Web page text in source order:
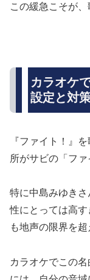
この緩急こそが、
カラオケ
設定と対
『ファイト！』
所がサビの「ファ
特に中島みゆき
性にとっては高
も地声の限界を
カラオケでこの